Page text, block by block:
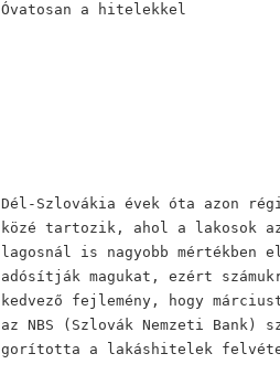
Óvatosan a hitelekkel
Dél-Szlovákia évek óta azon
közé tartozik, ahol a lakosok
lagosnál is nagyobb mértékben
adósítják magukat, ezért
kedvező fejlemény, hogy
az NBS (Szlovák Nemzeti Bank)
gorította a lakáshitelek